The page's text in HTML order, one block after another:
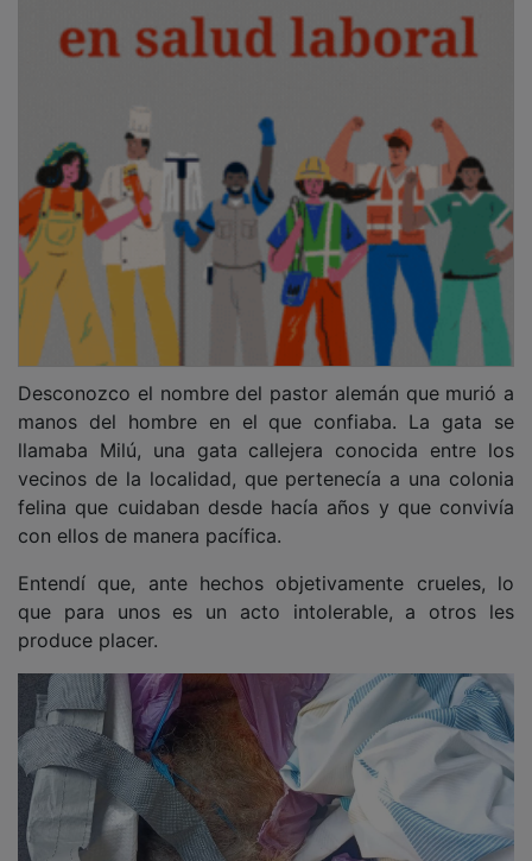
manos del hombre en el que confiaba. La gata se
llamaba Milú, una gata callejera conocida entre los
vecinos de la localidad, que pertenecía a una colonia
felina que cuidaban desde hacía años y que convivía
con ellos de manera pacífica.
que para unos es un acto intolerable, a otros les
produce placer.